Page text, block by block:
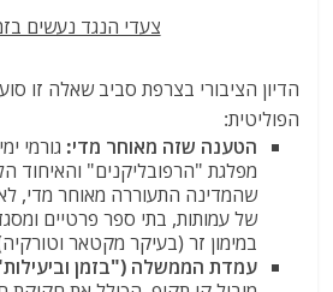
צעדי הנגד נעשים
הדיון הציבורי בצרפת סביב שאלה זו
הפוליטית:
הטענה שזה מאוחר מדי: גורמי
מפלגת "הרפובליקנים" והאיחוד
שהמדינה התעוררה מאוחר מדי,
של עמותות, בתי ספר פרטיים
במימון זר (בעיקר מקטאר
עמדת הממשלה ("בזמן